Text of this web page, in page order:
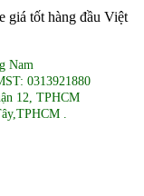
Nam
0313921880
12, TPHCM
.